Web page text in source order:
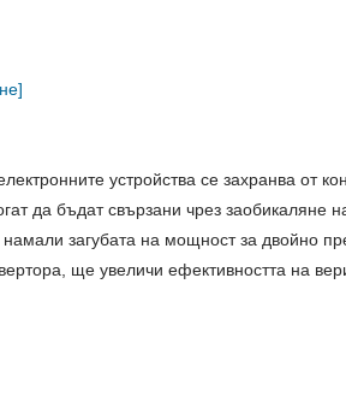
устройства се захранва от
да бъдат свързани чрез заобикаляне
загубата на мощност за двойно
ще увеличи ефективността на